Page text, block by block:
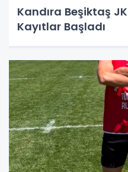
Kandıra Beşiktaş
Kayıtlar Başladı